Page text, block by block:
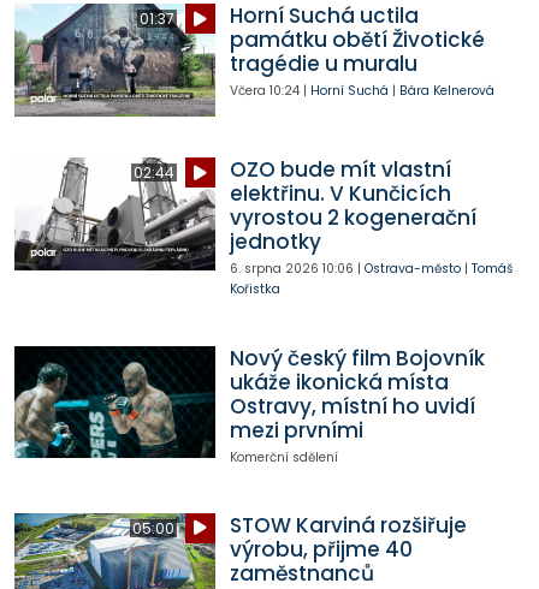
01:37
Horní Suchá uctila
památku obětí Životické
tragédie u muralu
Včera 10:24| Horní Suchá | Bára Kelnerová
02:44
OZO bude mít vlastní
elektřinu. V Kunčicích
vyrostou 2 kogenerační
jednotky
6. srpna 2026 10:06 | Ostrava-město| Tomáš
Kořistka
Nový český film Bojovník
ukáže ikonická místa
Ostravy, místní ho uvidí
mezi prvními
Komerční sdělení
05:00
STOW Karviná rozšiřuje
výrobu, přijme 40
zaměstnanců